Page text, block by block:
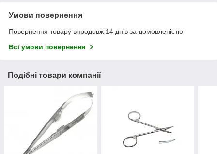
Умови повернення
Повернення товару впродовж 14 днів за домовленістю
Всі умови повернення
Подібні товари компанії